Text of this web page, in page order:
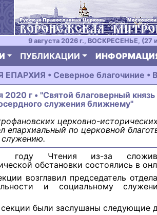
9 августа 2026 г., ВОСКРЕСЕНЬЕ, (27
ПУБЛИКАЦИИ
• Северное благочиние •
2020 г • "Святой благоверный
служения ближнему"
церковно-
епархиальный по церковной
Чтения из-за
обстановки состоялись в
возглавил председатель
и социальному
были заслушаны следующие